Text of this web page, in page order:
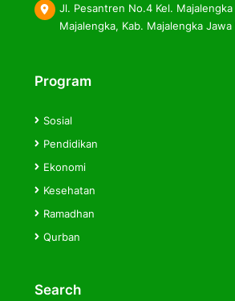
Jl. Pesantren No.4 Kel. Majalengka
Majalengka, Kab. Majalengka Jawa
Program
Sosial
Pendidikan
Ekonomi
Kesehatan
Ramadhan
Qurban
Search